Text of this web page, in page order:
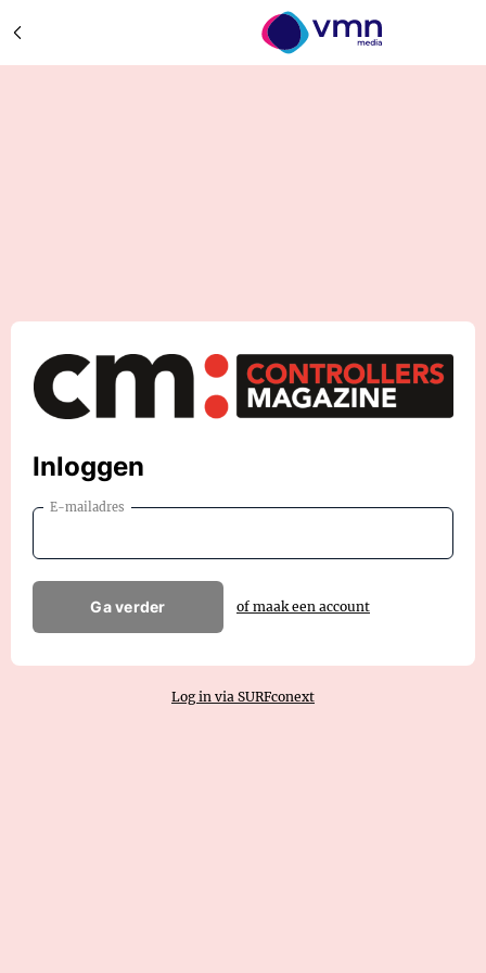
Inloggen
E-mailadres
Ga verder of maak een account
Log in via SURFconext